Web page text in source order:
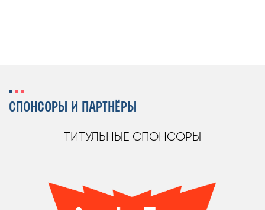
СПОНСОРЫ И ПАРТНЁРЫ
ТИТУЛЬНЫЕ СПОНСОРЫ